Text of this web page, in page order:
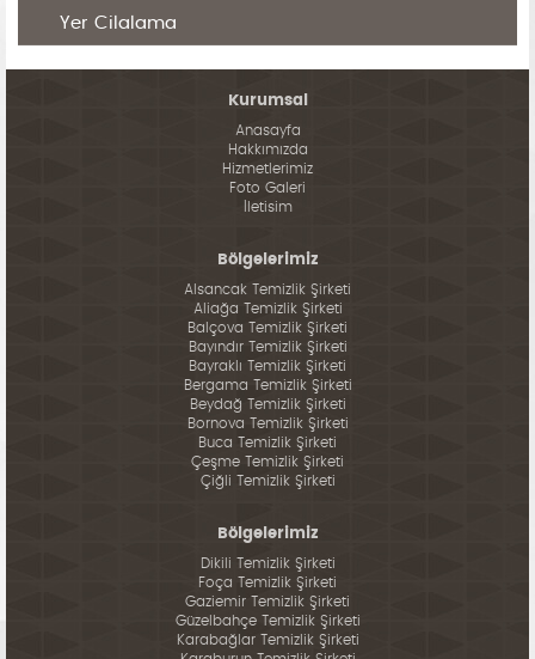
Yer Cilalama
Kurumsal
Anasayfa
Hakkımızda
Hizmetlerimiz
Foto Galeri
İletisim
Bölgelerimiz
Alsancak Temizlik Şirketi
Aliağa Temizlik Şirketi
Balçova Temizlik Şirketi
Bayındır Temizlik Şirketi
Bayraklı Temizlik Şirketi
Bergama Temizlik Şirketi
Beydağ Temizlik Şirketi
Bornova Temizlik Şirketi
Buca Temizlik Şirketi
Çeşme Temizlik Şirketi
Çiğli Temizlik Şirketi
Bölgelerimiz
Dikili Temizlik Şirketi
Foça Temizlik Şirketi
Gaziemir Temizlik Şirketi
Güzelbahçe Temizlik Şirketi
Karabağlar Temizlik Şirketi